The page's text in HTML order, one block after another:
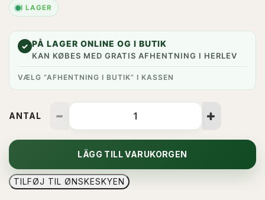
I LAGER
✓ PÅ LAGER ONLINE OG I BUTIK
KAN KØBES MED GRATIS AFHENTNING I HERLEV
VÆLG “AFHENTNING I BUTIK” I KASSEN
ANTAL
LÄGG TILL VARUKORGEN
TILFØJ TIL ØNSKESKYEN